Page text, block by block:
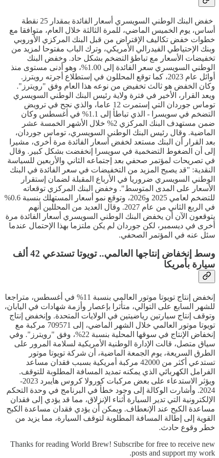
خفض البنك الوطني السويسري أسعار الفائدة بمقدار 25 نقطة
أساس، يوم الخميس الماضي، للمرة الثالثة خلال العام، متوافقا مع
خطوات خفض تكاليف الإقتراض من قبل البنك المركزي الأوروبي
وبنك الإحتياطي الفيدرالي الأمريكي، وترك الباب مفتوحا لمزيد من
تخفيضات الأسعار مع تباطؤ التضخم بشكل حاد. وخفض البنك
الوطني السويسري سعر الفائدة إلى 1.00%، وهو أدنى مستوى منذ
أوائل عام 2023، كما توقع المحللون في إستطلاع أجرته رويترز.
وكان الخفض هو ثالث تخفيض من نوعه هذا العام وفق "رويترز".
ويعد القرار، الأخير في فترة ولاية رئيس البنك الوطني السويسري
توماس جوردان التي إستمرت 12 عاما، والذي نجح في ترويض
التضخم في سويسرا - الذي تباطأ إلى 1.1% في أغسطس وكان
ضمن مستهدف البنك المركزي 2% خلال الأشهر الخمسة عشر
الماضية. وقال رئيس البنك الوطني السويسري، توماس جوردان،
بعد القرار أن البنك مستعد لخفض أسعار الفائدة مرة أخرى، مشيرا
إلى أن الضغوط التضخمية في سويسرا إنخفضت بشكل كبير. وقال
في تصريحات لمؤتمر صحفي بعد إجتماعه الثاني والأربعين للسياسة
النقدية: "قد يصبح المزيد من التخفيضات في سعر الفائدة في البنك
الوطني السويسري ضروريا في الأرباع المقبلة لضمان إستقرار
الأسعار على المدى المتوسط". وخفض البنك المركزي توقعاته
للتضخم لعامي 2025 و2026، وتوقع نمو أسعار المستهلك بنسبة 0.6%
في الربع الثاني من عام 2027. وقال العديد من المحللين أنهم
يتوقعون الآن أن يخفض البنك الوطني السويسري أسعار الفائدة مرة
أخرى في ديسمبر، لكن جوردان لم يكن ملتزما بهذا الإحتمال عندما
سئل عنه في المؤتمر الصحفي.
وسط إنخفاض إنتاجها العالمي.. تويوتا تستدعي 42 ألف
سيارة بأمريكا
إنخفض إنتاج تويوتا موتور العالمي بنسبة 11% في أغسطس، متراجعا
للشهر السابع على التوالي، متأثرا بإعصار وأزمة شهادات في اليابان،
وتوقف إنتاج سيارتين رياضيتين في الولايات المتحدة. وإنخفض إنتاج
تويوتا موتور العالمي خلال الشهر الماضي، إلى 709571 مركبة مع
إنخفاض الإنتاج في سوقها المحلية بنسبة 22%، وفق "رويترز". وفي
سياق متصل، قالت الإدارة الوطنية الأمريكية لسلامة المرور على
الطرق السريعة، يوم الجمعة الماضية، أن شركة تويوتا موتور
تستدعي أكثر من 42000 مركبة أمريكية بسبب فقدان مساعد
الفرامل الكهربائي الذي يمكنه تمديد المسافة المطلوبة للتوقف.
ويؤثر الاستدعاء على بعض مركبات كورولا كروس هايبرد 2023-
2024. وأشارت الوكالة إلى وجود خطأ في البرنامج في وحدة التحكم
الإلكترونية التي تدير السيارة أثناء الإنزلاق، مما قد يؤدي إلى فقدان
مساعدة الكبح عند الإنعطاف. ويمكن أن يؤدي فقدان مساعدة الكبح
القوية إلى إطالة المسافة المطلوبة لتوقف السيارة، مما يزيد من
خطر وقوع حادث.
Thanks for reading World Brew! Subscribe for free to receive new
posts and support my work.